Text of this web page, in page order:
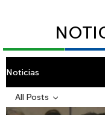
Noticias
All Posts